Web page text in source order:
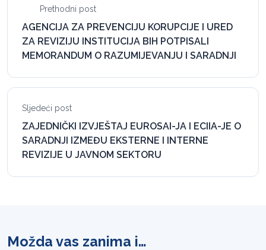
Prethodni post
AGENCIJA ZA PREVENCIJU KORUPCIJE I URED
ZA REVIZIJU INSTITUCIJA BIH POTPISALI
MEMORANDUM O RAZUMIJEVANJU I SARADNJI
Sljedeći post
ZAJEDNIČKI IZVJEŠTAJ EUROSAI-JA I ECIIA-JE O
SARADNJI IZMEĐU EKSTERNE I INTERNE
REVIZIJE U JAVNOM SEKTORU
Možda vas zanima i…